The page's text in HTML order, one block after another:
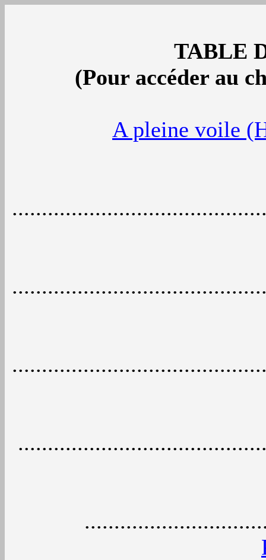
TABLE
(Pour accéder au
A pleine voile